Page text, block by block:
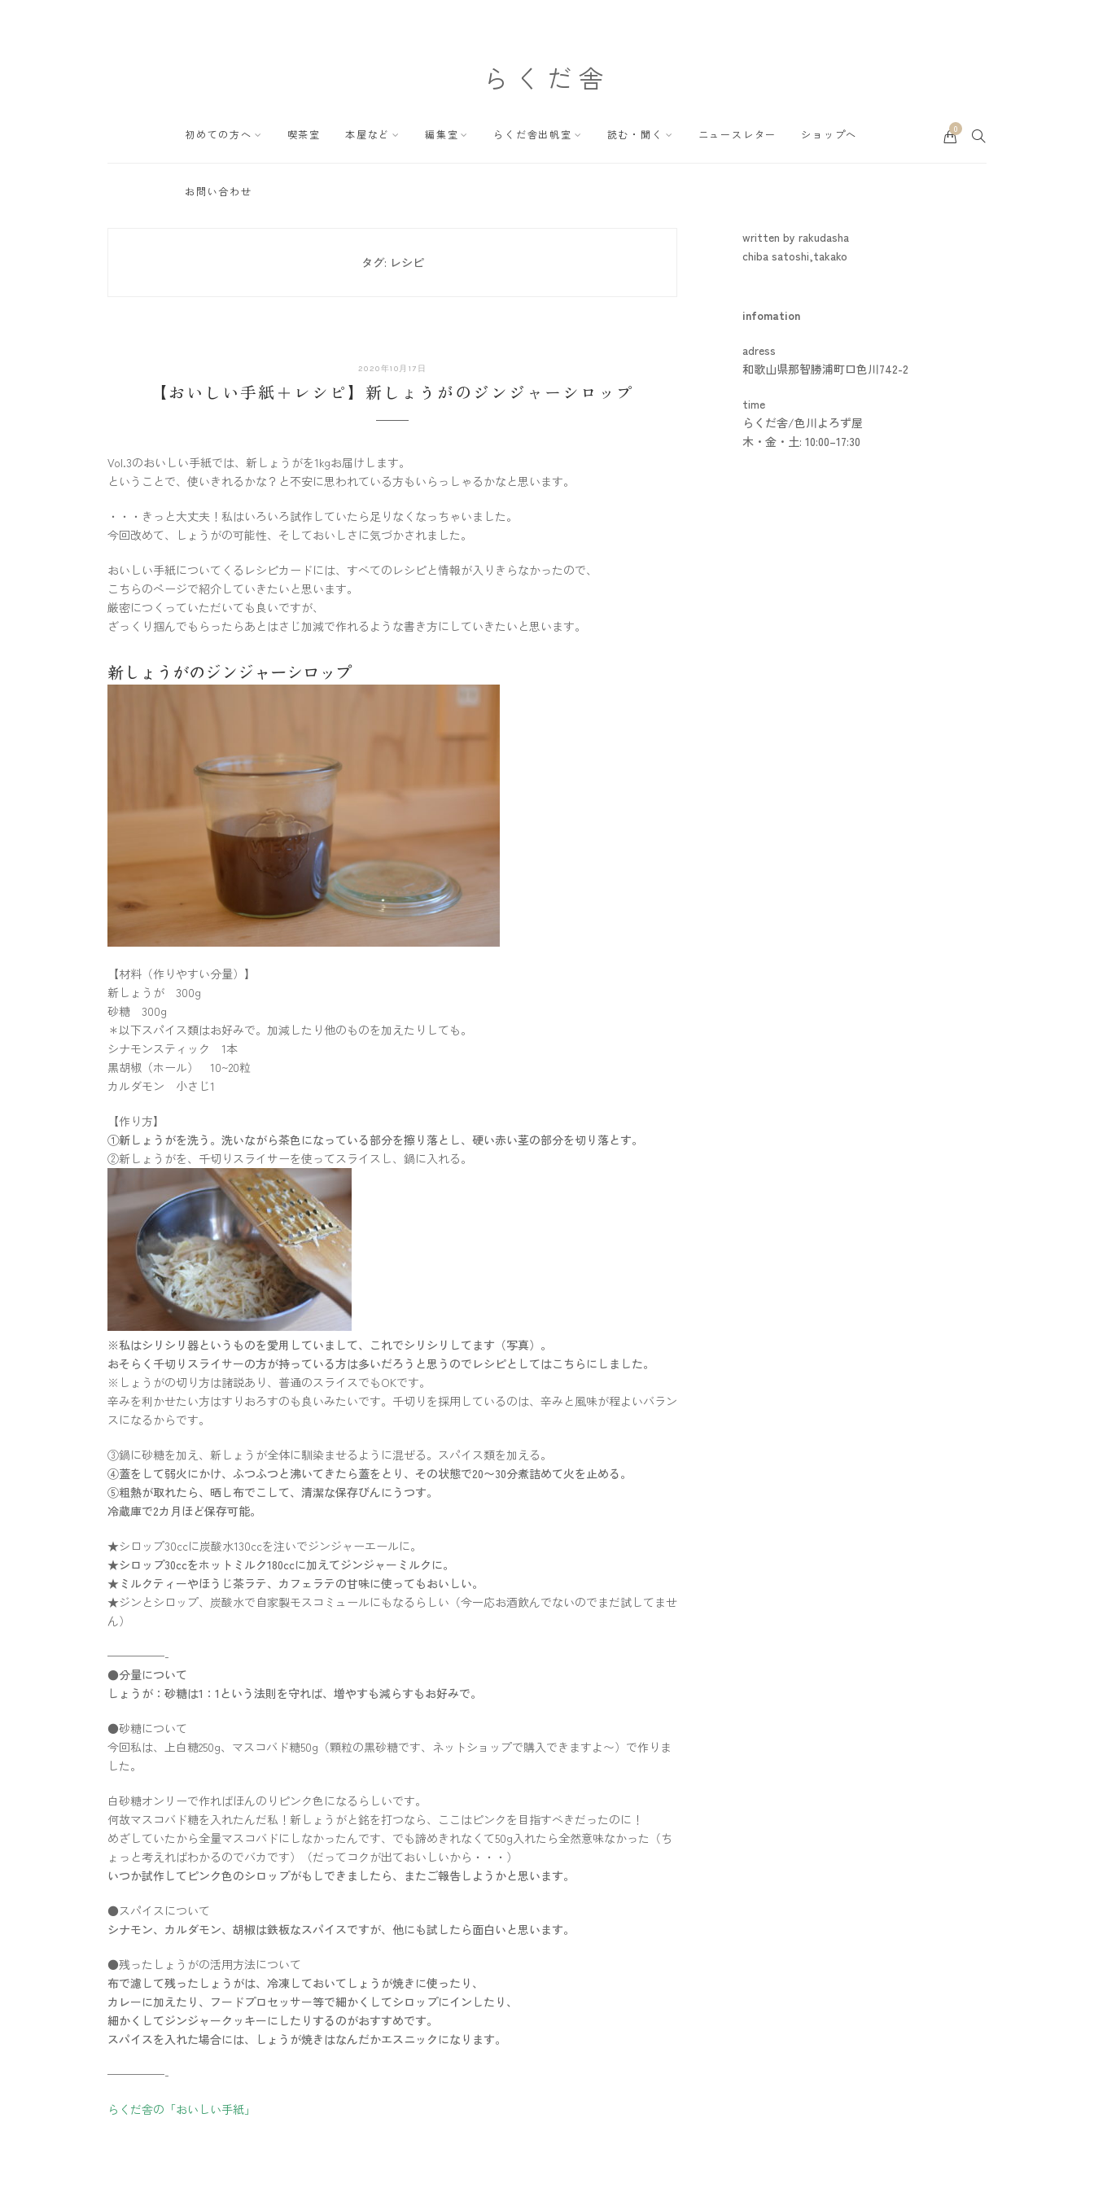
らくだ舎
初めての方へ 喫茶室 本屋など 編集室 らくだ舎出帆室 読む・聞く ニュースレター ショップへ
お問い合わせ
SEARCH
Cart
0
タグ: レシピ
2020年10月17日
【おいしい手紙＋レシピ】新しょうがのジンジャーシロップ
Vol.3のおいしい手紙では、新しょうがを1kgお届けします。
ということで、使いきれるかな？と不安に思われている方もいらっしゃるかなと思います。
・・・きっと大丈夫！私はいろいろ試作していたら足りなくなっちゃいました。
今回改めて、しょうがの可能性、そしておいしさに気づかされました。
おいしい手紙についてくるレシピカードには、すべてのレシピと情報が入りきらなかったので、
こちらのページで紹介していきたいと思います。
厳密につくっていただいても良いですが、
ざっくり掴んでもらったらあとはさじ加減で作れるような書き方にしていきたいと思います。
新しょうがのジンジャーシロップ
【材料（作りやすい分量）】
新しょうが 300g
砂糖 300g
＊以下スパイス類はお好みで。加減したり他のものを加えたりしても。
シナモンスティック 1本
黒胡椒（ホール） 10~20粒
カルダモン 小さじ1
【作り方】
①新しょうがを洗う。洗いながら茶色になっている部分を擦り落とし、硬い赤い茎の部分を切り落とす。
②新しょうがを、千切りスライサーを使ってスライスし、鍋に入れる。
※私はシリシリ器というものを愛用していまして、これでシリシリしてます（写真）。
おそらく千切りスライサーの方が持っている方は多いだろうと思うのでレシピとしてはこちらにしました。
※しょうがの切り方は諸説あり、普通のスライスでもOKです。
辛みを利かせたい方はすりおろすのも良いみたいです。千切りを採用しているのは、辛みと風味が程よいバラン
スになるからです。
③鍋に砂糖を加え、新しょうが全体に馴染ませるように混ぜる。スパイス類を加える。
④蓋をして弱火にかけ、ふつふつと沸いてきたら蓋をとり、その状態で20〜30分煮詰めて火を止める。
⑤粗熱が取れたら、晒し布でこして、清潔な保存びんにうつす。
冷蔵庫で2カ月ほど保存可能。
★シロップ30ccに炭酸水130ccを注いでジンジャーエールに。
★シロップ30ccをホットミルク180ccに加えてジンジャーミルクに。
★ミルクティーやほうじ茶ラテ、カフェラテの甘味に使ってもおいしい。
★ジンとシロップ、炭酸水で自家製モスコミュールにもなるらしい（今一応お酒飲んでないのでまだ試してませ
ん）
—————-
●分量について
しょうが：砂糖は1：1という法則を守れば、増やすも減らすもお好みで。
●砂糖について
今回私は、上白糖250g、マスコバド糖50g（顆粒の黒砂糖です、ネットショップで購入できますよ〜）で作りま
した。
白砂糖オンリーで作ればほんのりピンク色になるらしいです。
何故マスコバド糖を入れたんだ私！新しょうがと銘を打つなら、ここはピンクを目指すべきだったのに！
めざしていたから全量マスコバドにしなかったんです、でも諦めきれなくて50g入れたら全然意味なかった（ち
ょっと考えればわかるのでバカです）（だってコクが出ておいしいから・・・）
いつか試作してピンク色のシロップがもしできましたら、またご報告しようかと思います。
●スパイスについて
シナモン、カルダモン、胡椒は鉄板なスパイスですが、他にも試したら面白いと思います。
●残ったしょうがの活用方法について
布で濾して残ったしょうがは、冷凍しておいてしょうが焼きに使ったり、
カレーに加えたり、フードプロセッサー等で細かくしてシロップにインしたり、
細かくしてジンジャークッキーにしたりするのがおすすめです。
スパイスを入れた場合には、しょうが焼きはなんだかエスニックになります。
—————-
らくだ舎の「おいしい手紙」
written by rakudasha
chiba satoshi,takako
infomation
adress
和歌山県那智勝浦町口色川742-2
time
らくだ舎/色川よろず屋
木・金・土: 10:00–17:30